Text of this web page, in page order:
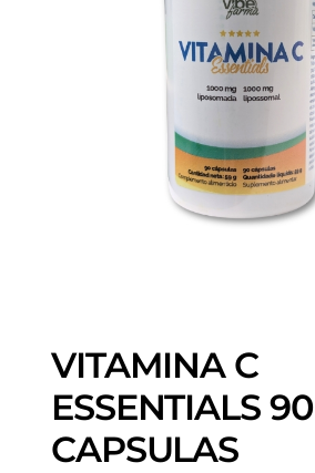
VITAMINA C
ESSENTIALS 90
CAPSULAS